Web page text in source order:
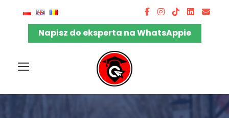
Napisz do eksperta na WhatsAppie